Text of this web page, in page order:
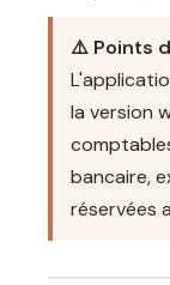
⚠️ Points
la version
bancaire,
réservées